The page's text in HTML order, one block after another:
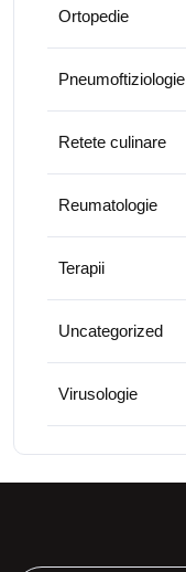
Ortopedie
Pneumoftiziologie
Retete culinare
Reumatologie
Terapii
Uncategorized
Virusologie